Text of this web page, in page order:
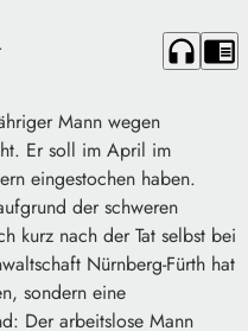
headphones chrome_reader_mode
Mann wegen
Er soll im April im
eingestochen haben.
der schweren
kurz nach der Tat selbst bei
Nürnberg-Fürth hat
sondern eine
Der arbeitslose Mann